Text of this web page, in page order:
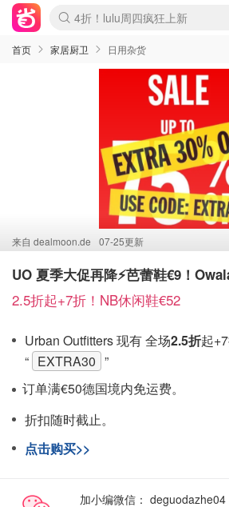
Boticinal 夏促开抢！
4折！lulu周四疯狂上新
还没结束！&OtherStories大促
Joybuy变相75折 随时失效
速领！Stanley独家85折
疑似霸哥！Camper额外叠85折
Zalando 奥莱闪促！每日更新
Moncler反季囤！5折起+叠9折
Coach Brooklyn仅€192
首页 家居厨卫 日用杂货
来自 dealmoon.de 07-25更新
UO 夏季大促再降⚡芭蕾鞋€9！
2.5折起+7折！NB休闲鞋€52
Urban Outfitters 现有 全场2.5折起
“ EXTRA30 ”
订单满€50德国境内免运费。
折扣随时截止。
点击购买>>
加小编微信：